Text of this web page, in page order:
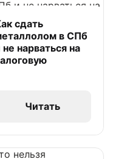
сдать
в СПб
не нарваться на
Читать